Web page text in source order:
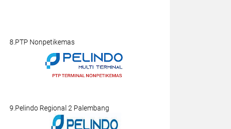
8.PTP Nonpetikemas
9.Pelindo Regional 2 Palembang